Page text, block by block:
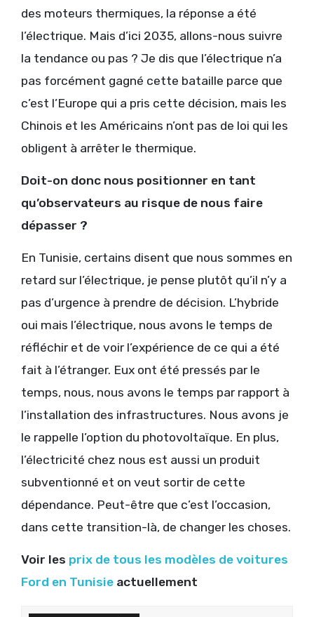
des moteurs thermiques, la réponse a été
l’électrique. Mais d’ici 2035, allons-nous suivre
la tendance ou pas ? Je dis que l’électrique n’a
pas forcément gagné cette bataille parce que
c’est l’Europe qui a pris cette décision, mais les
Chinois et les Américains n’ont pas de loi qui les
obligent à arrêter le thermique.
Doit-on donc nous positionner en tant
qu’observateurs au risque de nous faire
dépasser ?
En Tunisie, certains disent que nous sommes en
retard sur l’électrique, je pense plutôt qu’il n’y a
pas d’urgence à prendre de décision. L’hybride
oui mais l’électrique, nous avons le temps de
réfléchir et de voir l’expérience de ce qui a été
fait à l’étranger. Eux ont été pressés par le
temps, nous, nous avons le temps par rapport à
l’installation des infrastructures. Nous avons je
le rappelle l’option du photovoltaïque. En plus,
l’électricité chez nous est aussi un produit
subventionné et on veut sortir de cette
dépendance. Peut-être que c’est l’occasion,
dans cette transition-là, de changer les choses.
Voir les prix de tous les modèles de voitures
Ford en Tunisie actuellement